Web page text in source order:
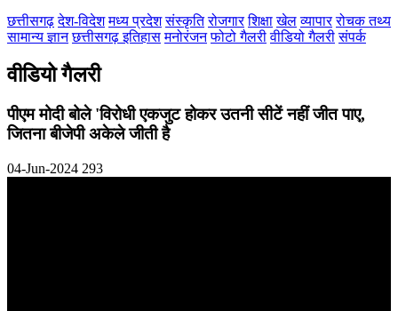
सारंगढ़-बिलाईगढ़
मनेन्द्रगढ़ – चिरिमिरी – भरतपुर
सक्ति
छत्तीसगढ़ देश-विदेश मध्य प्रदेश संस्कृति रोजगार शिक्षा खेल व्यापार रोचक तथ्य
सामान्य ज्ञान छत्तीसगढ़ इतिहास मनोरंजन फोटो गैलरी वीडियो गैलरी संपर्क
वीडियो गैलरी
पीएम मोदी बोले 'विरोधी एकजुट होकर उतनी सीटें नहीं जीत पाए,
जितना बीजेपी अकेले जीती है
04-Jun-2024 293